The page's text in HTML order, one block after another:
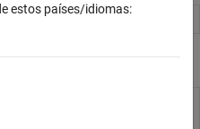
settings and layout files
estos países/idiomas: